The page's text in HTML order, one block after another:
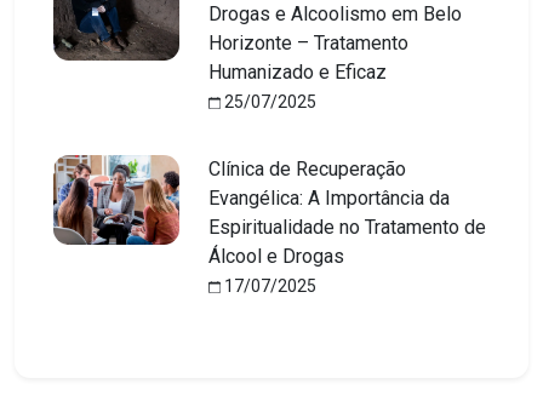
Drogas e Alcoolismo em Belo
Horizonte – Tratamento
Humanizado e Eficaz
25/07/2025
Clínica de Recuperação
Evangélica: A Importância da
Espiritualidade no Tratamento de
Álcool e Drogas
17/07/2025